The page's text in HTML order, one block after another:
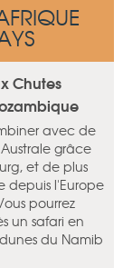
Chutes
avec de
grâce
et de plus
depuis l'Europe
pourrez
un safari en
du Namib